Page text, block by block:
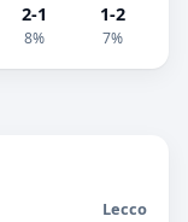
2-1
8%
1-2
7%
Lecco